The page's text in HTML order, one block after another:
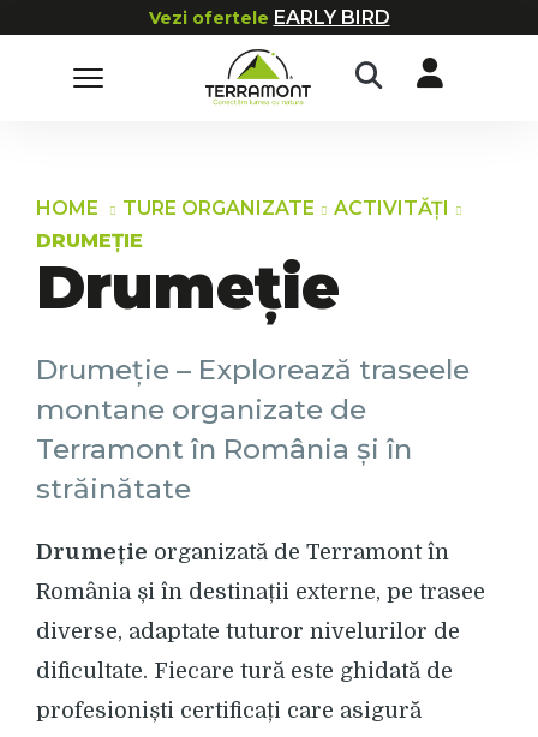
Vezi ofertele EARLY BIRD
HOME TURE ORGANIZATE
ACTIVITĂȚI
DRUMEȚIE
Drumeție
Drumeție – Explorează traseele
montane organizate de
Terramont în România și în
străinătate
Drumeție organizată de Terramont în
România și în destinații externe, pe trasee
diverse, adaptate tuturor nivelurilor de
dificultate. Fiecare tură este ghidată de
profesioniști certificați care asigură